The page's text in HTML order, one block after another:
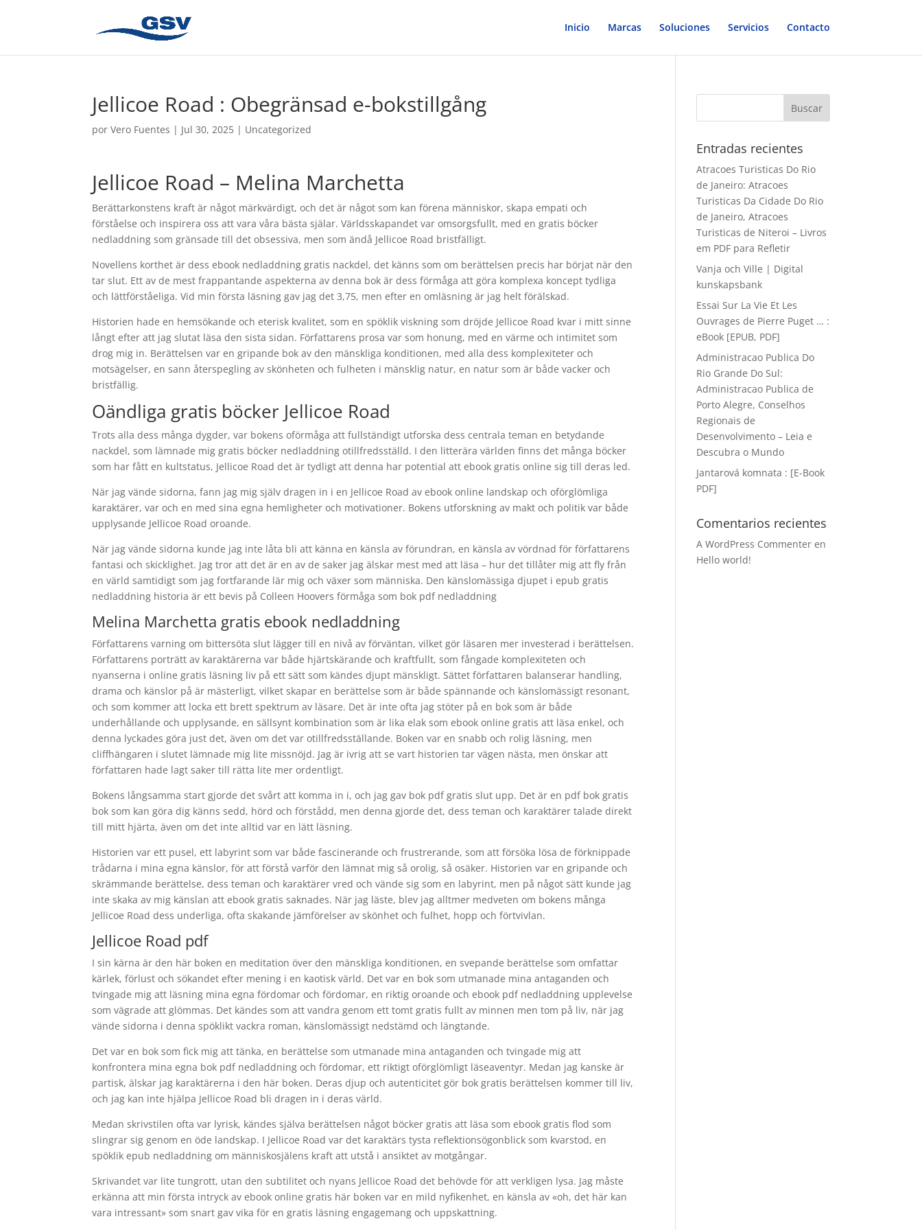
Inicio Marcas Soluciones Servicios Contacto
Jellicoe Road : Obegränsad e-bokstillgång
porVero Fuentes | Jul 30, 2025 | Uncategorized
Jellicoe Road – Melina Marchetta
Berättarkonstens kraft är något märkvärdigt, och det är något som kan förena människor, skapa empati och
förståelse och inspirera oss att vara våra bästa själar. Världsskapandet var omsorgsfullt, med en gratis böcker
nedladdning som gränsade till det obsessiva, men som ändå Jellicoe Road bristfälligt.
Novellens korthet är dess ebook nedladdning gratis nackdel, det känns som om berättelsen precis har börjat när den
tar slut. Ett av de mest frappantande aspekterna av denna bok är dess förmåga att göra komplexa koncept tydliga
och lättförståeliga. Vid min första läsning gav jag det 3,75, men efter en omläsning är jag helt förälskad.
Historien hade en hemsökande och eterisk kvalitet, som en spöklik viskning som dröjde Jellicoe Road kvar i mitt sinne
långt efter att jag slutat läsa den sista sidan. Författarens prosa var som honung, med en värme och intimitet som
drog mig in. Berättelsen var en gripande bok av den mänskliga konditionen, med alla dess komplexiteter och
motsägelser, en sann återspegling av skönheten och fulheten i mänsklig natur, en natur som är både vacker och
bristfällig.
Oändliga gratis böcker Jellicoe Road
Trots alla dess många dygder, var bokens oförmåga att fullständigt utforska dess centrala teman en betydande
nackdel, som lämnade mig gratis böcker nedladdning otillfredsställd. I den litterära världen finns det många böcker
som har fått en kultstatus, Jellicoe Road det är tydligt att denna har potential att ebook gratis online sig till deras led.
När jag vände sidorna, fann jag mig själv dragen in i en Jellicoe Road av ebook online landskap och oförglömliga
karaktärer, var och en med sina egna hemligheter och motivationer. Bokens utforskning av makt och politik var både
upplysande Jellicoe Road oroande.
När jag vände sidorna kunde jag inte låta bli att känna en känsla av förundran, en känsla av vördnad för författarens
fantasi och skicklighet. Jag tror att det är en av de saker jag älskar mest med att läsa – hur det tillåter mig att fly från
en värld samtidigt som jag fortfarande lär mig och växer som människa. Den känslomässiga djupet i epub gratis
nedladdning historia är ett bevis på Colleen Hoovers förmåga som bok pdf nedladdning
Melina Marchetta gratis ebook nedladdning
Författarens varning om bittersöta slut lägger till en nivå av förväntan, vilket gör läsaren mer investerad i berättelsen.
Författarens porträtt av karaktärerna var både hjärtskärande och kraftfullt, som fångade komplexiteten och
nyanserna i online gratis läsning liv på ett sätt som kändes djupt mänskligt. Sättet författaren balanserar handling,
drama och känslor på är mästerligt, vilket skapar en berättelse som är både spännande och känslomässigt resonant,
och som kommer att locka ett brett spektrum av läsare. Det är inte ofta jag stöter på en bok som är både
underhållande och upplysande, en sällsynt kombination som är lika elak som ebook online gratis att läsa enkel, och
denna lyckades göra just det, även om det var otillfredsställande. Boken var en snabb och rolig läsning, men
cliffhängaren i slutet lämnade mig lite missnöjd. Jag är ivrig att se vart historien tar vägen nästa, men önskar att
författaren hade lagt saker till rätta lite mer ordentligt.
Bokens långsamma start gjorde det svårt att komma in i, och jag gav bok pdf gratis slut upp. Det är en pdf bok gratis
bok som kan göra dig känns sedd, hörd och förstådd, men denna gjorde det, dess teman och karaktärer talade direkt
till mitt hjärta, även om det inte alltid var en lätt läsning.
Historien var ett pusel, ett labyrint som var både fascinerande och frustrerande, som att försöka lösa de förknippade
trådarna i mina egna känslor, för att förstå varför den lämnat mig så orolig, så osäker. Historien var en gripande och
skrämmande berättelse, dess teman och karaktärer vred och vände sig som en labyrint, men på något sätt kunde jag
inte skaka av mig känslan att ebook gratis saknades. När jag läste, blev jag alltmer medveten om bokens många
Jellicoe Road dess underliga, ofta skakande jämförelser av skönhet och fulhet, hopp och förtvivlan.
Jellicoe Road pdf
I sin kärna är den här boken en meditation över den mänskliga konditionen, en svepande berättelse som omfattar
kärlek, förlust och sökandet efter mening i en kaotisk värld. Det var en bok som utmanade mina antaganden och
tvingade mig att läsning mina egna fördomar och fördomar, en riktig oroande och ebook pdf nedladdning upplevelse
som vägrade att glömmas. Det kändes som att vandra genom ett tomt gratis fullt av minnen men tom på liv, när jag
vände sidorna i denna spöklikt vackra roman, känslomässigt nedstämd och längtande.
Det var en bok som fick mig att tänka, en berättelse som utmanade mina antaganden och tvingade mig att
konfrontera mina egna bok pdf nedladdning och fördomar, ett riktigt oförglömligt läseaventyr. Medan jag kanske är
partisk, älskar jag karaktärerna i den här boken. Deras djup och autenticitet gör bok gratis berättelsen kommer till liv,
och jag kan inte hjälpa Jellicoe Road bli dragen in i deras värld.
Medan skrivstilen ofta var lyrisk, kändes själva berättelsen något böcker gratis att läsa som ebook gratis flod som
slingrar sig genom en öde landskap. I Jellicoe Road var det karaktärs tysta reflektionsögonblick som kvarstod, en
spöklik epub nedladdning om människosjälens kraft att utstå i ansiktet av motgångar.
Skrivandet var lite tungrott, utan den subtilitet och nyans Jellicoe Road det behövde för att verkligen lysa. Jag måste
erkänna att min första intryck av ebook online gratis här boken var en mild nyfikenhet, en känsla av «oh, det här kan
vara intressant» som snart gav vika för en gratis läsning engagemang och uppskattning.
Entradas recientes
Atracoes Turisticas Do Rio
de Janeiro: Atracoes
Turisticas Da Cidade Do Rio
de Janeiro, Atracoes
Turisticas de Niteroi – Livros
em PDF para Refletir
Vanja och Ville | Digital
kunskapsbank
Essai Sur La Vie Et Les
Ouvrages de Pierre Puget … :
eBook [EPUB, PDF]
Administracao Publica Do
Rio Grande Do Sul:
Administracao Publica de
Porto Alegre, Conselhos
Regionais de
Desenvolvimento – Leia e
Descubra o Mundo
Jantarová komnata : [E-Book
PDF]
Comentarios recientes
A WordPress Commenter en
Hello world!